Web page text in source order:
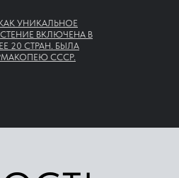
УНИКАЛЬНОЕ
ВКЛЮЧЕНА В
20 СТРАН. БЫЛА
СССР.